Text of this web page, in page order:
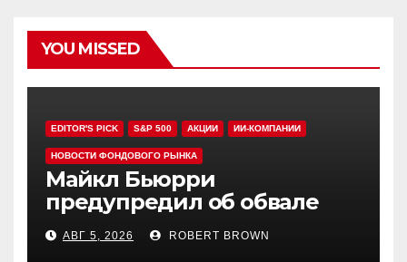
YOU MISSED
EDITOR'S PICK S&P 500 АКЦИИ ИИ-КОМПАНИИ
НОВОСТИ ФОНДОВОГО РЫНКА
Майкл Бьюрри
предупредил об обвале
рынка при рекордном S&P
500
АВГ 5, 2026 ROBERT BROWN